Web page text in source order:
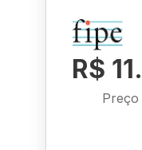
R$
Preço